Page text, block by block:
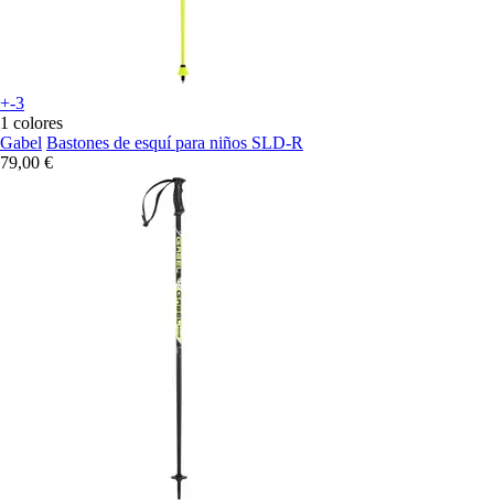
+-3
1 colores
Gabel Bastones de esquí para niños SLD-R
79,00 €